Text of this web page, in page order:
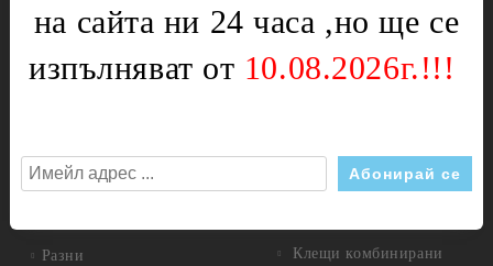
Ключове
Панти и пружини
Разни
Дискове диамантени
Дискове за метал
Инструменти за стъкло
Клещи комбинирани
на сайта ни 24 часа ,но ще се
изпълняват от 10.08.2026г.!!!